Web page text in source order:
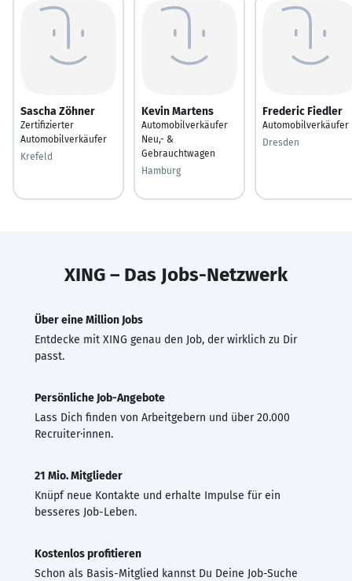
Sascha Zöhner
Zertifizierter
Automobilverkäufer
Krefeld
Kevin Martens
Automobilverkäufer
Neu,- &
Gebrauchtwagen
Hamburg
Frederic Fiedler
Automobilverkäufer
Dresden
XING – Das Jobs-Netzwerk
Über eine Million Jobs
Entdecke mit XING genau den Job, der wirklich zu Dir
passt.
Persönliche Job-Angebote
Lass Dich finden von Arbeitgebern und über 20.000
Recruiter·innen.
21 Mio. Mitglieder
Knüpf neue Kontakte und erhalte Impulse für ein
besseres Job-Leben.
Kostenlos profitieren
Schon als Basis-Mitglied kannst Du Deine Job-Suche